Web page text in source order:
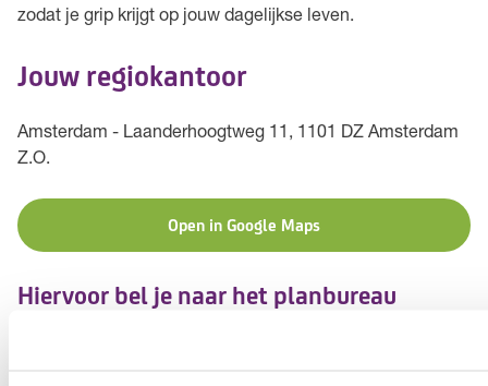
zodat je grip krijgt op jouw dagelijkse leven.
Jouw regiokantoor
Amsterdam - Laanderhoogtweg 11, 1101 DZ Amsterdam
Z.O.
Open in Google Maps
Hiervoor bel je naar het planbureau